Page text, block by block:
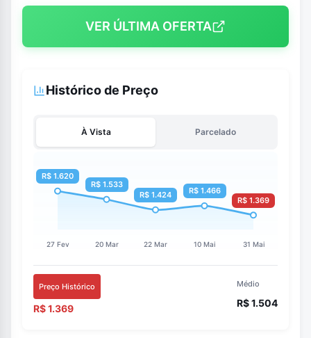
VER ÚLTIMA OFERTA
Histórico de Preço
À Vista Parcelado
Preço Histórico
R$ 1.369
Médio
R$ 1.504